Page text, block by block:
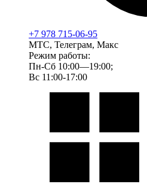
+7 978 715-06-95
МТС, Телеграм, Макс
Режим работы:
Пн-Сб 10:00—19:00;
Вс 11:00-17:00